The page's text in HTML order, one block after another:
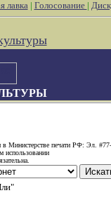
лавка| Голосование |
в Министерстве печати РФ: Эл.
использовании